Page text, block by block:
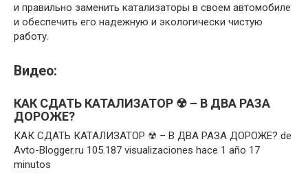
и правильно заменить катализаторы в своем автомобиле
и обеспечить его надежную и экологически чистую
работу.
Видео:
КАК СДАТЬ КАТАЛИЗАТОР ☢ – В ДВА РАЗА
ДОРОЖЕ?
КАК СДАТЬ КАТАЛИЗАТОР ☢ – В ДВА РАЗА ДОРОЖЕ? de
Avto-Blogger.ru 105.187 visualizaciones hace 1 año 17
minutos